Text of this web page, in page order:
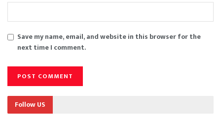
Save my name, email, and website in this browser for the
next time I comment.
Follow US